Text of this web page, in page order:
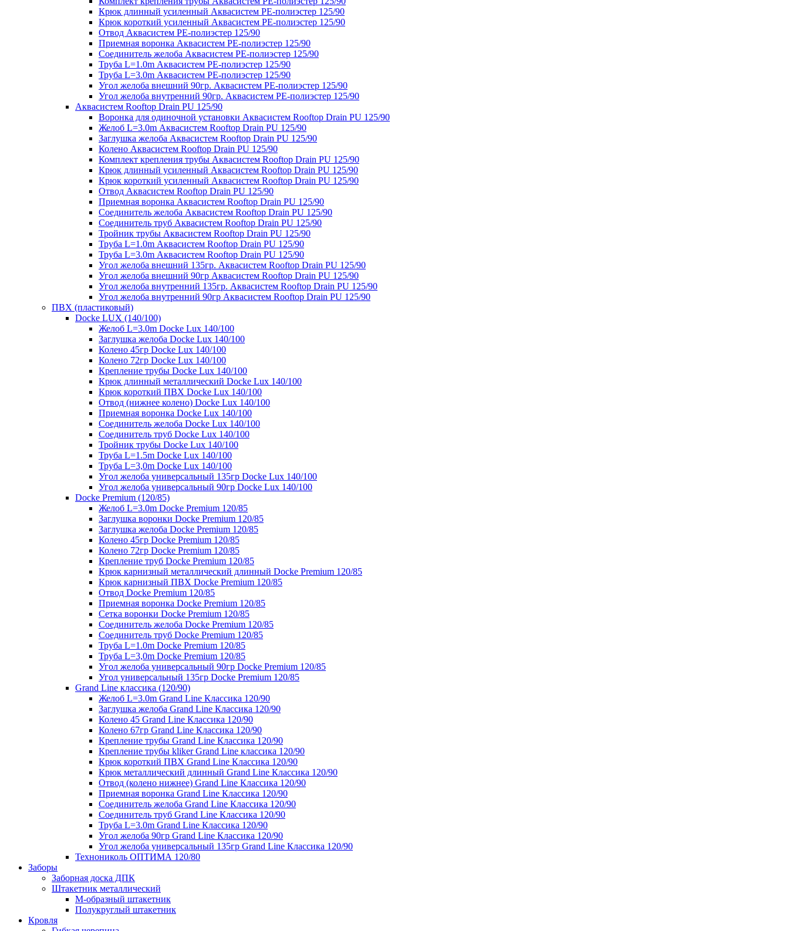
Крюк длинный усиленный Аквасистем PE-полиэстер 125/90
Крюк короткий усиленный Аквасистем PE-полиэстер 125/90
Отвод Аквасистем РЕ-полиэстер 125/90
Приемная воронка Аквасистем PE-полиэстер 125/90
Соединитель желоба Аквасистем PE-полиэстер 125/90
Труба L=1.0m Аквасистем PE-полиэстер 125/90
Труба L=3.0m Аквасистем PE-полиэстер 125/90
Угол желоба внешний 90гр. Аквасистем PE-полиэстер 125/90
Угол желоба внутренний 90гр. Аквасистем PE-полиэстер 125/90
Аквасистем Rooftop Drain PU 125/90
Воронка для одиночной установки Аквасистем Rooftop Drain PU 125/90
Желоб L=3.0m Аквасистем Rooftop Drain PU 125/90
Заглушка желоба Аквасистем Rooftop Drain PU 125/90
Колено Аквасистем Rooftop Drain PU 125/90
Комплект крепления трубы Аквасистем Rooftop Drain PU 125/90
Крюк длинный усиленный Аквасистем Rooftop Drain PU 125/90
Крюк короткий усиленный Аквасистем Rooftop Drain PU 125/90
Отвод Аквасистем Rooftop Drain PU 125/90
Приемная воронка Аквасистем Rooftop Drain PU 125/90
Соединитель желоба Аквасистем Rooftop Drain PU 125/90
Соединитель труб Аквасистем Rooftop Drain PU 125/90
Тройник трубы Аквасистем Rooftop Drain PU 125/90
Труба L=1.0m Аквасистем Rooftop Drain PU 125/90
Труба L=3.0m Аквасистем Rooftop Drain PU 125/90
Угол желоба внешний 135гр. Аквасистем Rooftop Drain PU 125/90
Угол желоба внешний 90гр Аквасистем Rooftop Drain PU 125/90
Угол желоба внутренний 135гр. Аквасистем Rooftop Drain PU 125/90
Угол желоба внутренний 90гр Аквасистем Rooftop Drain PU 125/90
ПВХ (пластиковый)
Docke LUX (140/100)
Желоб L=3.0m Docke Lux 140/100
Заглушка желоба Docke Lux 140/100
Колено 45гр Docke Lux 140/100
Колено 72гр Docke Lux 140/100
Крепление трубы Docke Lux 140/100
Крюк длинный металлический Docke Lux 140/100
Крюк короткий ПВХ Docke Lux 140/100
Отвод (нижнее колено) Docke Lux 140/100
Приемная воронка Docke Lux 140/100
Соединитель желоба Docke Lux 140/100
Соединитель труб Docke Lux 140/100
Тройник трубы Docke Lux 140/100
Труба L=1.5m Docke Lux 140/100
Труба L=3,0m Docke Lux 140/100
Угол желоба универсальный 135гр Docke Lux 140/100
Угол желоба универсальный 90гр Docke Lux 140/100
Docke Premium (120/85)
Желоб L=3.0m Docke Premium 120/85
Заглушка воронки Docke Premium 120/85
Заглушка желоба Docke Premium 120/85
Колено 45гр Docke Premium 120/85
Колено 72гр Docke Premium 120/85
Крепление труб Docke Premium 120/85
Крюк карнизный металлический длинный Docke Premium 120/85
Крюк карнизный ПВХ Docke Premium 120/85
Отвод Docke Premium 120/85
Приемная воронка Docke Premium 120/85
Сетка воронки Docke Premium 120/85
Соединитель желоба Docke Premium 120/85
Соединитель труб Docke Premium 120/85
Труба L=1.0m Docke Premium 120/85
Труба L=3,0m Docke Premium 120/85
Угол желоба универсальный 90гр Docke Premium 120/85
Угол универсальный 135гр Docke Premium 120/85
Grand Line классика (120/90)
Желоб L=3.0m Grand Line Классика 120/90
Заглушка желоба Grand Line Классика 120/90
Колено 45 Grand Line Классика 120/90
Колено 67гр Grand Line Классика 120/90
Крепление трубы Grand Line Классика 120/90
Крепление трубы kliker Grand Line классика 120/90
Крюк короткий ПВХ Grand Line Классика 120/90
Крюк металлический длинный Grand Line Классика 120/90
Отвод (колено нижнее) Grand Line Классика 120/90
Приемная воронка Grand Line Классика 120/90
Соединитель желоба Grand Line Классика 120/90
Соединитель труб Grand Line Классика 120/90
Труба L=3.0m Grand Line Классика 120/90
Угол желоба 90гр Grand Line Классика 120/90
Угол желоба универсальный 135гр Grand Line Классика 120/90
Технониколь ОПТИМА 120/80
Заборы
Заборная доска ДПК
Штакетник металлический
М-образный штакетник
Полукруглый штакетник
Кровля